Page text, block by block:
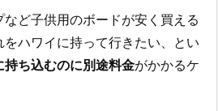
ど子供用のボードが安く買える
ハワイに持って行きたい、とい
持ち込むのに別途料金がかかるケ